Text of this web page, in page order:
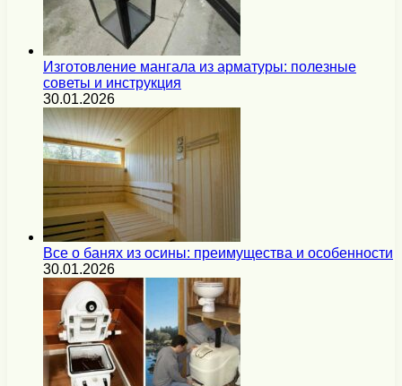
Изготовление мангала из арматуры: полезные
советы и инструкция
30.01.2026
Все о банях из осины: преимущества и особенности
30.01.2026